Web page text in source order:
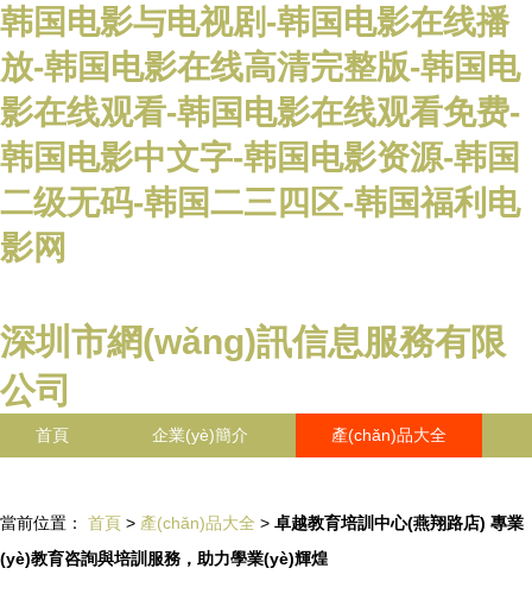
韩国电影与电视剧-韩国电影在线播
放-韩国电影在线高清完整版-韩国电
影在线观看-韩国电影在线观看免费-
韩国电影中文字-韩国电影资源-韩国
二级无码-韩国二三四区-韩国福利电
影网
深圳市網(wǎng)訊信息服務有限
公司
首頁 企業(yè)簡介 產(chǎn)品大全
當前位置： 首頁 > 產(chǎn)品大全 > 卓越教育培訓中心(燕翔路店) 專業
(yè)教育咨詢與培訓服務，助力學業(yè)輝煌